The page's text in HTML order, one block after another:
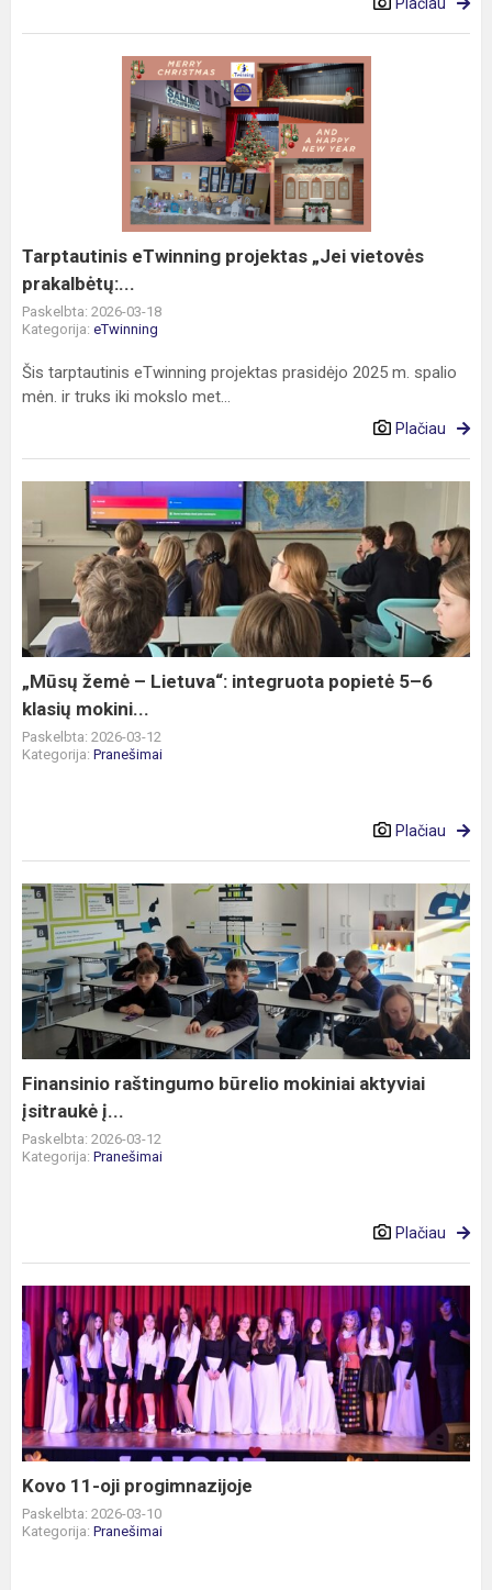
Tarptautinis eTwinning projektas „Jei vietovės
prakalbėtų:...
Paskelbta: 2026-03-18
Kategorija: eTwinning
Šis tarptautinis eTwinning projektas prasidėjo 2025 m. spalio
mėn. ir truks iki mokslo met...
Plačiau
žemė
–
Lietuva“:
integruota
popietė
5–
klasių
mokini...
„Mūsų žemė – Lietuva“: integruota popietė 5–6
klasių mokini...
Paskelbta: 2026-03-12
Kategorija: Pranešimai
Plačiau
Finansinio
raštingumo
būrelio
mokiniai
aktyviai
įsitraukė
į...
Finansinio raštingumo būrelio mokiniai aktyviai
įsitraukė į...
Paskelbta: 2026-03-12
Kategorija: Pranešimai
Plačiau
Kovo
11-
oji
progimnazijoje
Kovo 11-oji progimnazijoje
Paskelbta: 2026-03-10
Kategorija: Pranešimai